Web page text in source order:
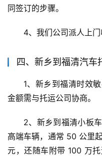
同签订的步骤。
4、我们公司派人上门
四、新乡到福清汽车
1、新乡到福清时效
金额需与托运公司协商。
2、新乡到福清小板
高端车辆，通常 50 公里
元，还随车附带 100 万